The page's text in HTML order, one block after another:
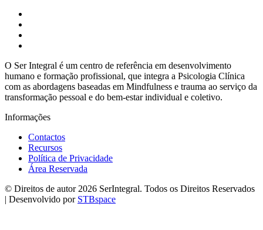
O Ser Integral é um centro de referência em desenvolvimento
humano e formação profissional, que integra a Psicologia Clínica
com as abordagens baseadas em Mindfulness e trauma ao serviço da
transformação pessoal e do bem-estar individual e coletivo.
Informações
Contactos
Recursos
Política de Privacidade
Área Reservada
© Direitos de autor 2026 SerIntegral. Todos os Direitos Reservados
| Desenvolvido por STBspace